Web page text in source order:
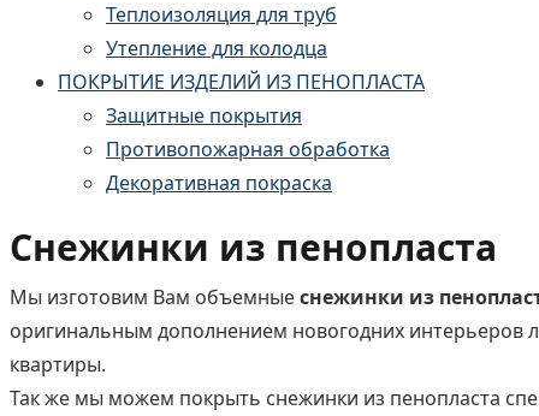
Теплоизоляция для труб
Утепление для колодца
ПОКРЫТИЕ ИЗДЕЛИЙ ИЗ ПЕНОПЛАСТА
Защитные покрытия
Противопожарная обработка
Декоративная покраска
Снежинки из пенопласта
Мы изготовим Вам объемныеснежинки из
оригинальным дополнением новогодних интерьеров
квартиры.
Так же мы можем покрыть снежинки из пенопласта